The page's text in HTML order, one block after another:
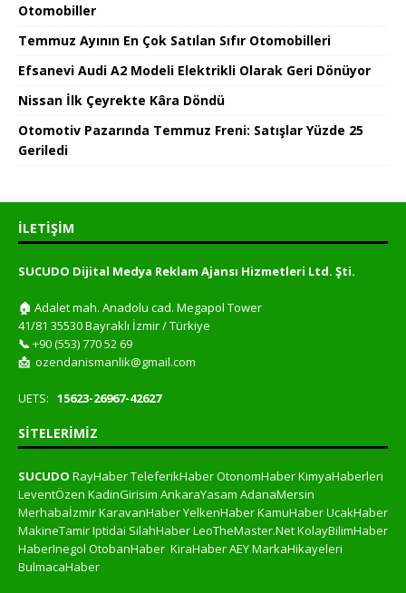
Otomobiller
Temmuz Ayının En Çok Satılan Sıfır Otomobilleri
Efsanevi Audi A2 Modeli Elektrikli Olarak Geri Dönüyor
Nissan İlk Çeyrekte Kâra Döndü
Otomotiv Pazarında Temmuz Freni: Satışlar Yüzde 25
Geriledi
İLETIŞIM
SUCUDO Dijital Medya Reklam Ajansı Hizmetleri Ltd. Şti.
🏠 Adalet mah. Anadolu cad. Megapol Tower
41/81 35530 Bayraklı İzmir / Türkiye
📞 +90 (553) 770 52 69
📩 ozendanismanlik@gmail.com
UETS: 15623-26967-42627
SITELERIMIZ
SUCUDO RayHaberTeleferikHaberOtonomHaberKimyaHaberleri
LeventÖzen KadinGirisim AnkaraYasam AdanaMersin
MerhabaİzmirKaravanHaberYelkenHaberKamuHaberUcakHaber
MakineTamirIptidai SilahHaberLeoTheMaster.NetKolayBilimHaber
HaberInegol OtobanHaber KiraHaberAEYMarkaHikayeleri
BulmacaHaber